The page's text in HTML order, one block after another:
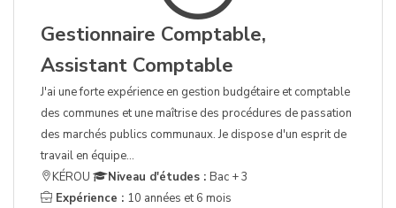
Gestionnaire Comptable,
Assistant Comptable
J'ai une forte expérience en gestion budgétaire et comptable
des communes et une maîtrise des procédures de passation
des marchés publics communaux. Je dispose d'un esprit de
travail en équipe...
KÉROU
Niveau d'études : Bac + 3
Expérience : 10 années et 6 mois